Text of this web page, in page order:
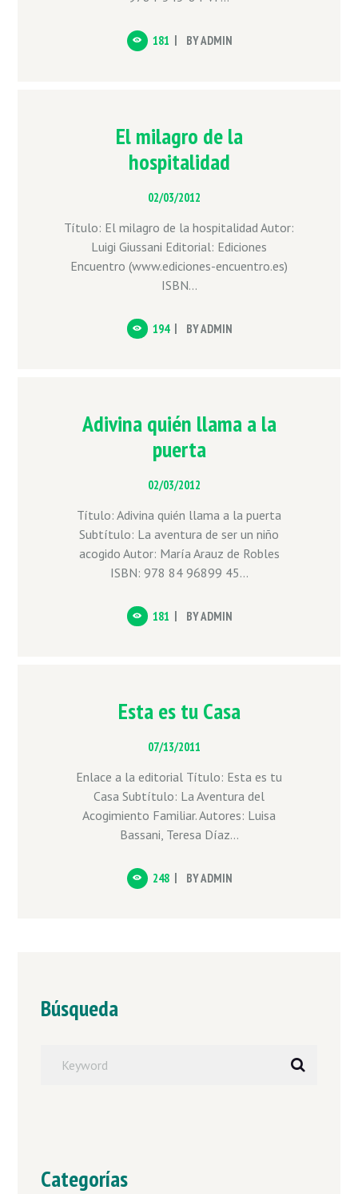
181 BYADMIN
El milagro de la
hospitalidad
02/03/2012
Título: El milagro de la hospitalidad Autor:
Luigi Giussani Editorial: Ediciones
Encuentro (www.ediciones-encuentro.es)
ISBN...
194 BYADMIN
Adivina quién llama a la
puerta
02/03/2012
Título: Adivina quién llama a la puerta
Subtítulo: La aventura de ser un niño
acogido Autor: María Arauz de Robles
ISBN: 978 84 96899 45...
181 BYADMIN
Esta es tu Casa
07/13/2011
Enlace a la editorial Título: Esta es tu
Casa Subtítulo: La Aventura del
Acogimiento Familiar. Autores: Luisa
Bassani, Teresa Díaz...
248 BYADMIN
Búsqueda
Categorías